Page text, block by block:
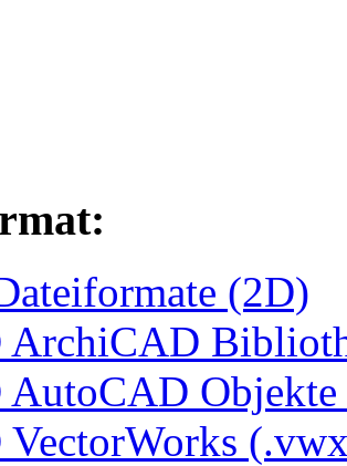
(2D)
ArchiCAD
AutoCAD
VectorWorks